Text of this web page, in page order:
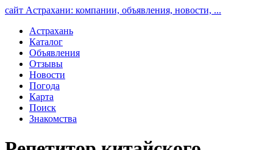
сайт Астрахани: компании, объявления, новости, ...
Астрахань
Каталог
Объявления
Отзывы
Новости
Погода
Карта
Поиск
Знакомства